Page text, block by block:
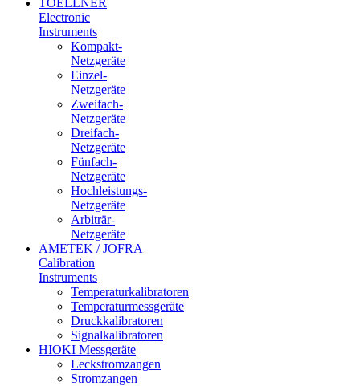
Electronic
Instruments
Kompakt-
Netzgeräte
Einzel-
Netzgeräte
Zweifach-
Netzgeräte
Dreifach-
Netzgeräte
Fünfach-
Netzgeräte
Hochleistungs-
Netzgeräte
Arbiträr-
Netzgeräte
AMETEK / JOFRA
Calibration
Instruments
Temperaturkalibratoren
Temperaturmessgeräte
Druckkalibratoren
Signalkalibratoren
HIOKI Messgeräte
Leckstromzangen
Stromzangen